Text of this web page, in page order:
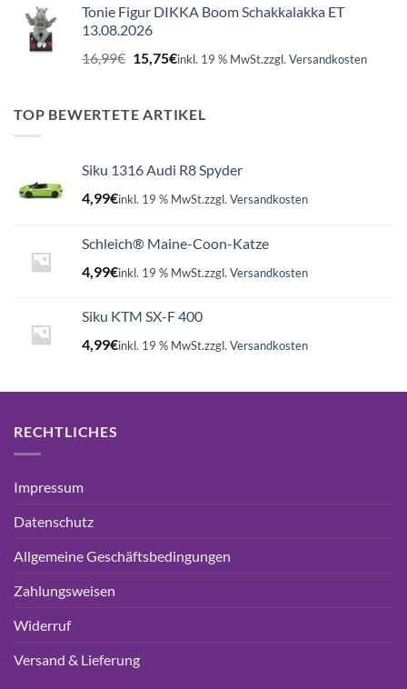
Tonie Figur DIKKA Boom Schakkalakka ET
13.08.2026
16,99€ Ursprünglicher
Preis
16,99€
15,75€Aktueller
15,75€.
inkl. 19 % MwSt.zzgl. Versandkosten
TOP BEWERTETE ARTIKEL
Siku 1316 Audi R8 Spyder
4,99€inkl. 19 % MwSt.zzgl. Versandkosten
Schleich® Maine-Coon-Katze
4,99€inkl. 19 % MwSt.zzgl. Versandkosten
Siku KTM SX-F 400
4,99€inkl. 19 % MwSt.zzgl. Versandkosten
RECHTLICHES
Impressum
Datenschutz
Allgemeine Geschäftsbedingungen
Zahlungsweisen
Widerruf
Versand & Lieferung